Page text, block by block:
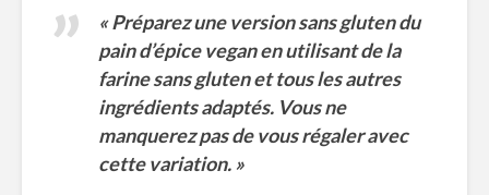
« Préparez une version sans gluten du
pain d’épice vegan en utilisant de la
farine sans gluten et tous les autres
ingrédients adaptés. Vous ne
manquerez pas de vous régaler avec
cette variation. »